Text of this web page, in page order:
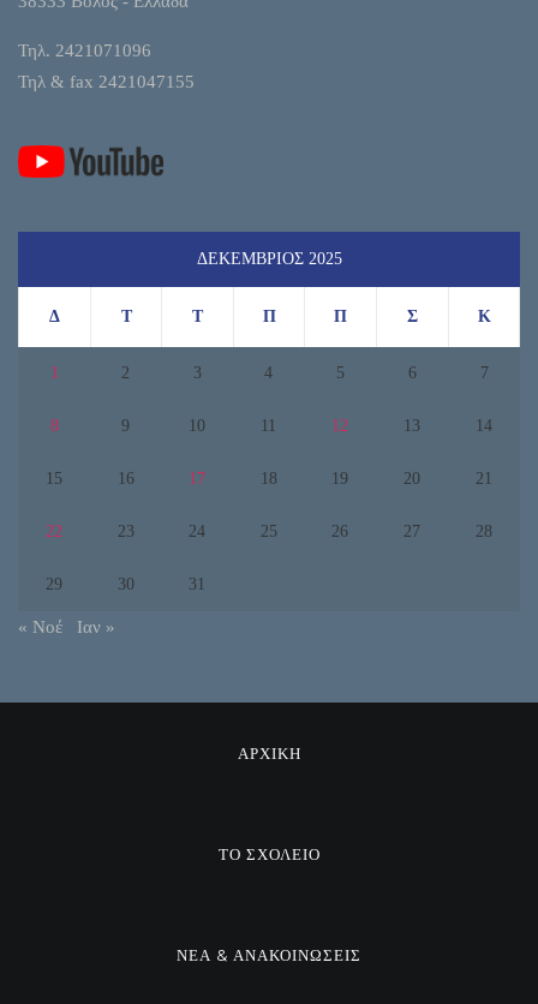
Τηλ. 2421071096
Τηλ & fax 2421047155
ΔΕΚΈΜΒΡΙΟΣ 2025
Δ Τ Τ Π Π Σ Κ
1 2 3 4 5 6 7
8 9 10 11 12 13 14
15 16 17 18 19 20 21
22 23 24 25 26 27 28
29 30 31
« Νοέ Ιαν »
ΑΡΧΙΚΗ
ΤΟ ΣΧΟΛΕΙΟ
ΝΕΑ & ΑΝΑΚΟΙΝΩΣΕΙΣ